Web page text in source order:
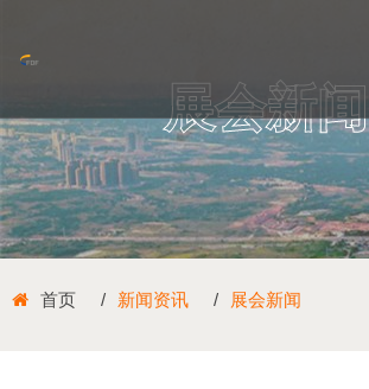
展会新闻
首页 新闻资讯 展会新闻